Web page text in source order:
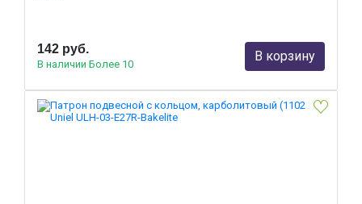
142 руб.
В наличии Более 10
В корзину